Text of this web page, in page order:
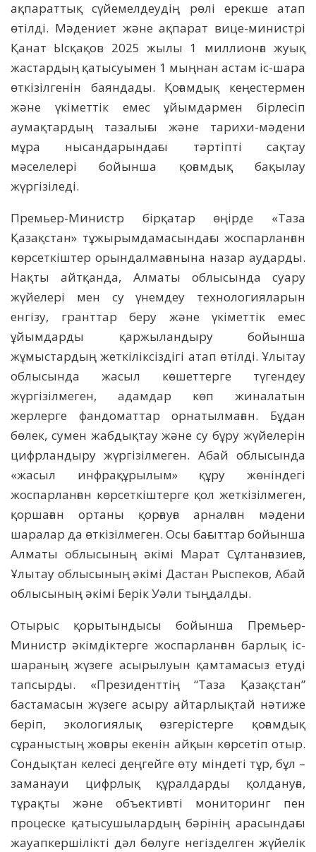
ақпараттық сүйемелдеудің рөлі ерекше атап
өтілді. Мәдениет және ақпарат вице-министрі
Қанат Ысқақов 2025 жылы 1 миллионға жуық
жастардың қатысуымен 1 мыңнан астам іс-шара
өткізілгенін баяндады. Қоғамдық кеңестермен
және үкіметтік емес ұйымдармен бірлесіп
аумақтардың тазалығы және тарихи-мәдени
мұра нысандарындағы тәртіпті сақтау
мәселелері бойынша қоғамдық бақылау
жүргізіледі.
Премьер-Министр бірқатар өңірде «Таза
Қазақстан» тұжырымдамасындағы жоспарланған
көрсеткіштер орындалмағанына назар аударды.
Нақты айтқанда, Алматы облысында суару
жүйелері мен су үнемдеу технологияларын
енгізу, гранттар беру және үкіметтік емес
ұйымдарды қаржыландыру бойынша
жұмыстардың жеткіліксіздігі атап өтілді. Ұлытау
облысында жасыл көшеттерге түгендеу
жүргізілмеген, адамдар көп жиналатын
жерлерге фандоматтар орнатылмаған. Бұдан
бөлек, сумен жабдықтау және су бұру жүйелерін
цифрландыру жүргізілмеген. Абай облысында
«жасыл инфрақұрылым» құру жөніндегі
жоспарланған көрсеткіштерге қол жеткізілмеген,
қоршаған ортаны қорғауға арналған мәдени
шаралар да өткізілмеген. Осы бағыттар бойынша
Алматы облысының әкімі Марат Сұлтанғазиев,
Ұлытау облысының әкімі Дастан Рыспеков, Абай
облысының әкімі Берік Уәли тыңдалды.
Отырыс қорытындысы бойынша Премьер-
Министр әкімдіктерге жоспарланған барлық іс-
шараның жүзеге асырылуын қамтамасыз етуді
тапсырды. «Президенттің “Таза Қазақстан”
бастамасын жүзеге асыру айтарлықтай нәтиже
беріп, экологиялық өзгерістерге қоғамдық
сұраныстың жоғары екенін айқын көрсетіп отыр.
Сондықтан келесі деңгейге өту міндеті тұр, бұл –
заманауи цифрлық құралдарды қолдануға,
тұрақты және объективті мониторинг пен
процеске қатысушылардың бәрінің арасындағы
жауапкершілікті дәл бөлуге негізделген жүйелік